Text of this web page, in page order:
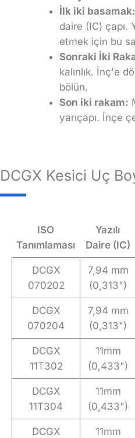
İlk iki basamak:
daire (IC) çapı.
etmek için bu
Sonraki İki
kalınlık. İnç'e
bölün.
Son iki rakam:
yarıçapı. İnçe
DCGX Kesici Uç
ISO
Tanımlaması
Yazılı
Daire (IC)
DCGX
070202
7,94 mm
(0,313")
DCGX
070204
7,94 mm
(0,313")
DCGX
11T302
11mm
(0,433")
DCGX
11T304
11mm
(0,433")
DCGX
11mm